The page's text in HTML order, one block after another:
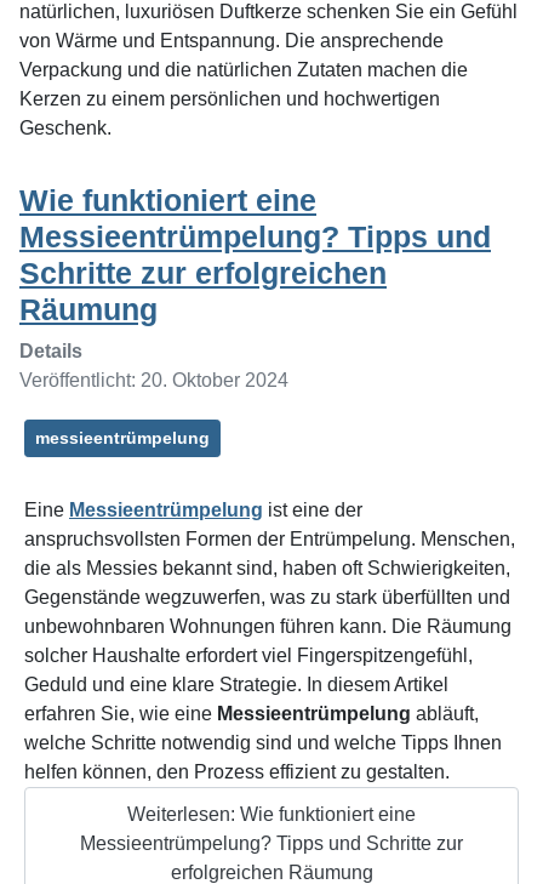
natürlichen, luxuriösen Duftkerze schenken Sie ein Gefühl
von Wärme und Entspannung. Die ansprechende
Verpackung und die natürlichen Zutaten machen die
Kerzen zu einem persönlichen und hochwertigen
Geschenk.
Wie funktioniert eine
Messieentrümpelung? Tipps und
Schritte zur erfolgreichen
Räumung
Details
Veröffentlicht: 20. Oktober 2024
messieentrümpelung
Eine Messieentrümpelung ist eine der
anspruchsvollsten Formen der Entrümpelung. Menschen,
die als Messies bekannt sind, haben oft Schwierigkeiten,
Gegenstände wegzuwerfen, was zu stark überfüllten und
unbewohnbaren Wohnungen führen kann. Die Räumung
solcher Haushalte erfordert viel Fingerspitzengefühl,
Geduld und eine klare Strategie. In diesem Artikel
erfahren Sie, wie eine Messieentrümpelung abläuft,
welche Schritte notwendig sind und welche Tipps Ihnen
helfen können, den Prozess effizient zu gestalten.
Weiterlesen: Wie funktioniert eine
Messieentrümpelung? Tipps und Schritte zur
erfolgreichen Räumung